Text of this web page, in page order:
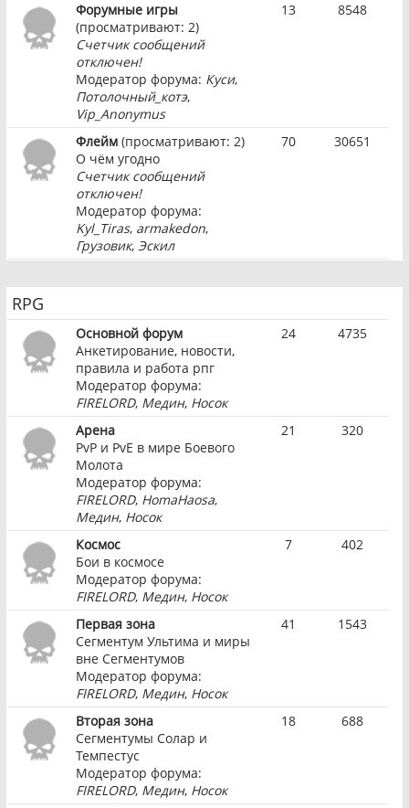
Форумные игры
(просматривают: 2)
Счетчик сообщений
отключен!
Модератор форума: Куси,
Потолочный_котэ,
Vip_Anonymus
13 8548
Флейм (просматривают: 2)
О чём угодно
Счетчик сообщений
отключен!
Модератор форума:
Kyl_Tiras, armakedon,
Грузовик, Эскил
70 30651
RPG
Основной форум
Анкетирование, новости,
правила и работа рпг
Модератор форума:
FIRELORD, Медин, Носок
24 4735
Арена
PvP и PvE в мире Боевого
Молота
Модератор форума:
FIRELORD, HomaHaosa,
Медин, Носок
21 320
Космос
Бои в космосе
Модератор форума:
FIRELORD, Медин, Носок
7 402
Первая зона
Сегментум Ультима и миры
вне Сегментумов
Модератор форума:
FIRELORD, Медин, Носок
41 1543
Вторая зона
Сегментумы Солар и
Темпестус
Модератор форума:
FIRELORD, Медин, Носок
18 688